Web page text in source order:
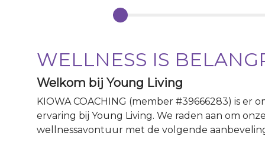
WELLNESS IS
Welkom bij Young Living
KIOWA COACHING (member #39666283) is er
ervaring bij Young Living. We raden aan om
wellnessavontuur met de volgende